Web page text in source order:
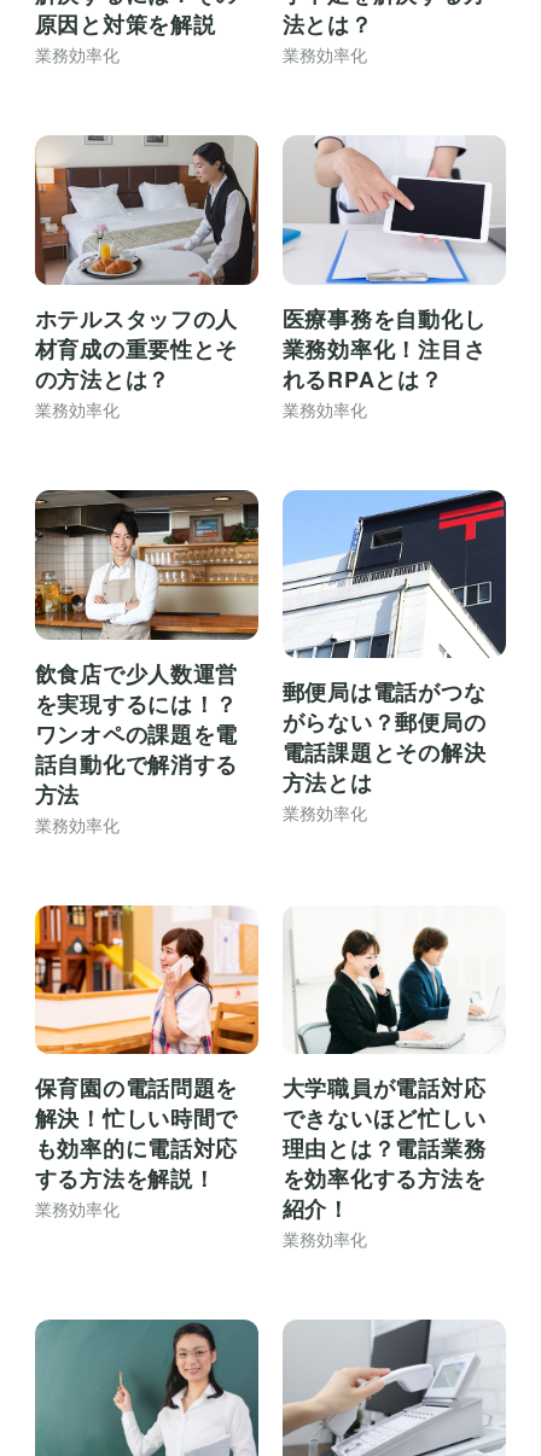
原因と対策を解説
業務効率化
法とは？
業務効率化
ホテルスタッフの人
材育成の重要性とそ
の方法とは？
業務効率化
医療事務を自動化し
業務効率化！注目さ
れるRPAとは？
業務効率化
飲食店で少人数運営
を実現するには！？
ワンオペの課題を電
話自動化で解消する
方法
業務効率化
郵便局は電話がつな
がらない？郵便局の
電話課題とその解決
方法とは
業務効率化
保育園の電話問題を
解決！忙しい時間で
も効率的に電話対応
する方法を解説！
業務効率化
大学職員が電話対応
できないほど忙しい
理由とは？電話業務
を効率化する方法を
紹介！
業務効率化